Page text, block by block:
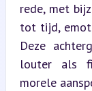
rede, met
tot tijd,
Deze
louter als
morele